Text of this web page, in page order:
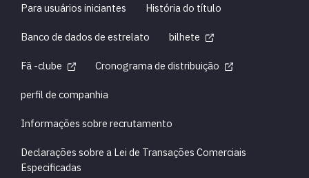
Para usuários iniciantes
História do título
Banco de dados de estrelato
bilhete
Fã -clube
Cronograma de distribuição
perfil de companhia
Informações sobre recrutamento
Declarações sobre a Lei de Transações Comerciais
Especificadas